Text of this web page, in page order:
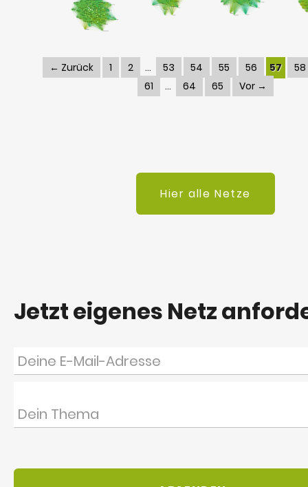
← Zurück 1 2 53 54 55 56 57
58
61
64 65 Vor →
Hier alle Netze
Jetzt eigenes Netz